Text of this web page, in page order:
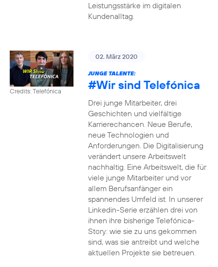
Leistungsstärke im digitalen
Kundenalltag.
Credits: Telefónica
02. März 2020
JUNGE TALENTE:
#Wirsind Telefónica
Drei junge Mitarbeiter, drei
Geschichten und vielfältige
Karrierechancen. Neue Berufe,
neue Technologien und
Anforderungen. Die Digitalisierung
verändert unsere Arbeitswelt
nachhaltig. Eine Arbeitswelt, die für
viele junge Mitarbeiter und vor
allem Berufsanfänger ein
spannendes Umfeld ist. In unserer
Linkedin-Serie erzählen drei von
ihnen ihre bisherige Telefónica-
Story: wie sie zu uns gekommen
sind, was sie antreibt und welche
aktuellen Projekte sie betreuen.